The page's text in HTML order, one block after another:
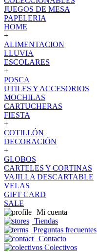
JUEGOS DE MESA
PAPELERIA
HOME
+
ALIMENTACION
LLUVIA
ESCOLARES
+
POSCA
UTILES Y ACCESORIOS
MOCHILAS
CARTUCHERAS
FIESTA
+
COTILLÓN
DECORACIÓN
+
GLOBOS
CARTELES Y CORTINAS
VAJILLA DESCARTABLE
VELAS
GIFT CARD
SALE
Mi cuenta
Tiendas
Preguntas frecuentes
Contacto
Colectivos